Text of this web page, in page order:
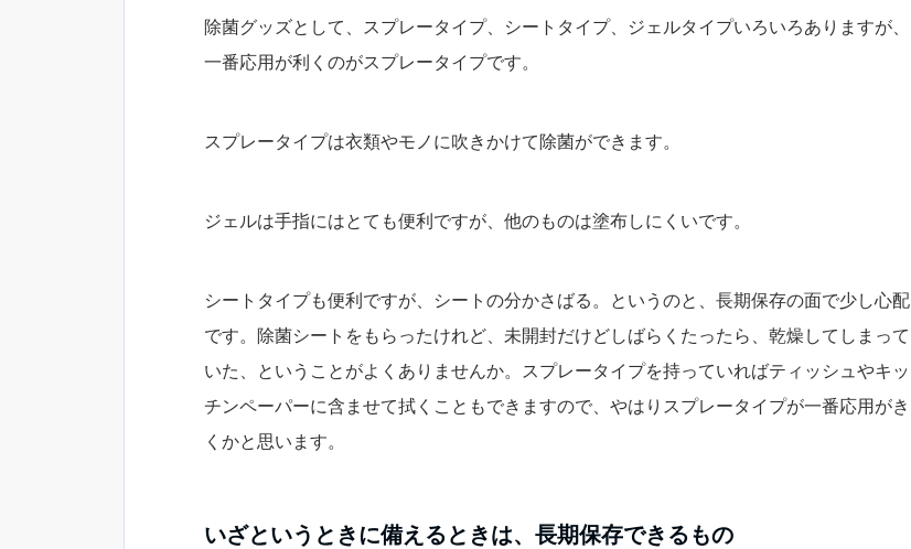
除菌グッズとして、スプレータイプ、シートタイプ、ジェルタイプいろいろありますが、
一番応用が利くのがスプレータイプです。
スプレータイプは衣類やモノに吹きかけて除菌ができます。
ジェルは手指にはとても便利ですが、他のものは塗布しにくいです。
シートタイプも便利ですが、シートの分かさばる。というのと、長期保存の面で少し心配
です。除菌シートをもらったけれど、未開封だけどしばらくたったら、乾燥してしまって
いた、ということがよくありませんか。スプレータイプを持っていればティッシュやキッ
チンペーパーに含ませて拭くこともできますので、やはりスプレータイプが一番応用がき
くかと思います。
いざというときに備えるときは、長期保存できるもの